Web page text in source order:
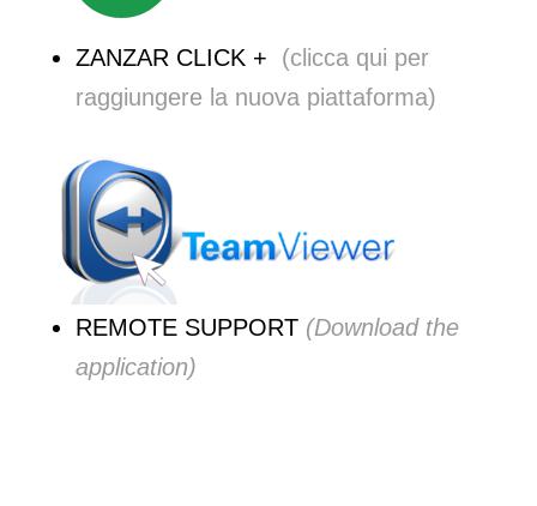
ZANZAR CLICK +
(clicca qui per
raggiungere la nuova piattaforma)
REMOTE SUPPORT (Download the
application)